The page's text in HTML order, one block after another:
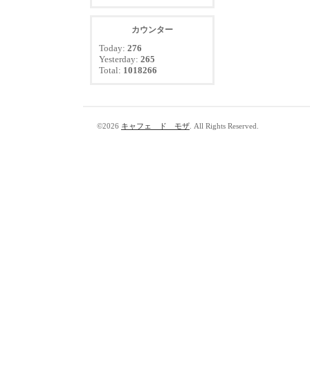
カウンター
Today: 276
Yesterday: 265
Total: 1018266
©2026 キャフェ ド モザ . All Rights Reserved.